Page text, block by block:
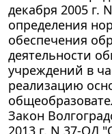
декабря 2005 г.
определения
обеспечения
деятельности
учреждений в
реализацию
Закон
2013 г. N 37-ОД